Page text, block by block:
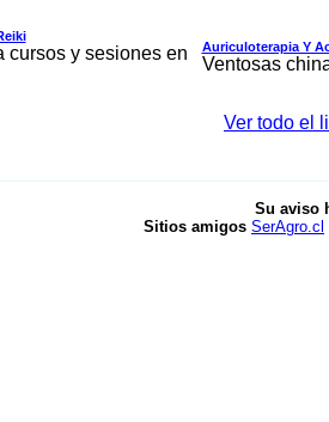
cursos y sesiones en
Auriculoterapia Y
Ventosas
Ver todo el
Su aviso
Sitios amigos SerAgro.cl